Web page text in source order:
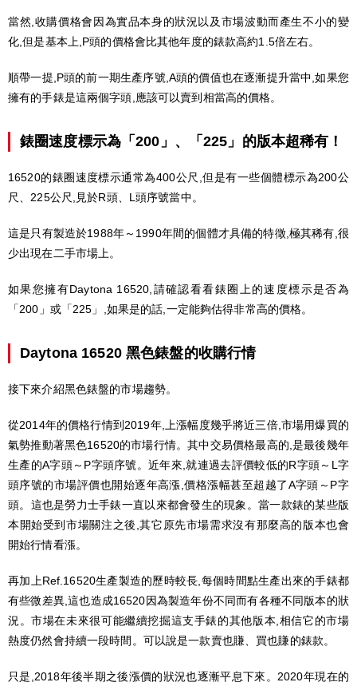
當然,收購價格會因為實品本身的狀況以及市場波動而產生不小的變
化,但是基本上,P頭的價格會比其他年度的錶款高約1.5倍左右。
順帶一提,P頭的前一期生產序號,A頭的價值也在逐漸提升當中,如果您
擁有的手錶是這兩個字頭,應該可以賣到相當高的價格。
錶圈速度標示為「200」、「225」的版本超稀有！
16520的錶圈速度標示通常為400公尺,但是有一些個體標示為200公
尺、225公尺,見於R頭、L頭序號當中。
這是只有製造於1988年～1990年間的個體才具備的特徵,極其稀有,很
少出現在二手市場上。
如果您擁有Daytona 16520,請確認看看錶圈上的速度標示是否為
「200」或「225」,如果是的話,一定能夠估得非常高的價格。
Daytona 16520 黑色錶盤的收購行情
接下來介紹黑色錶盤的市場趨勢。
從2014年的價格行情到2019年,上漲幅度幾乎將近三倍,市場用爆買的
氣勢推動著黑色16520的市場行情。其中交易價格最高的,是最後幾年
生產的A字頭～P字頭序號。近年來,就連過去評價較低的R字頭～L字
頭序號的市場評價也開始逐年高漲,價格漲幅甚至超越了A字頭～P字
頭。這也是勞力士手錶一直以來都會發生的現象。當一款錶的某些版
本開始受到市場關注之後,其它原先市場需求沒有那麼高的版本也會
開始行情看漲。
再加上Ref.16520生產製造的歷時較長,每個時間點生產出來的手錶都
有些微差異,這也造成16520因為製造年份不同而有各種不同版本的狀
況。市場在未來很可能繼續挖掘這支手錶的其他版本,相信它的市場
熱度仍然會持續一段時間。可以說是一款賣也賺、買也賺的錶款。
只是,2018年後半期之後漲價的狀況也逐漸平息下來。2020年現在的